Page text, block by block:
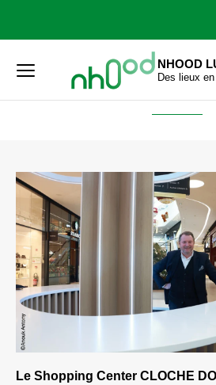
Menu
principal
NHOOD
Des lieux
Le Shopping Center CLOCHE